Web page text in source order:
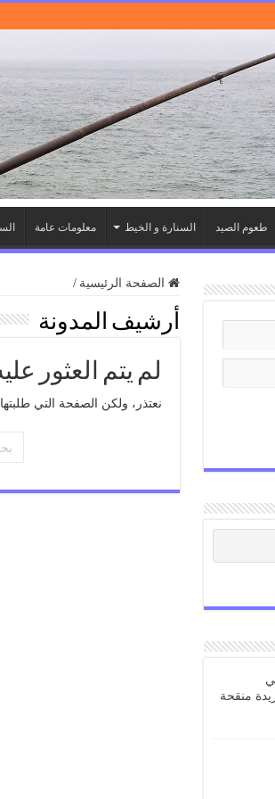
طعوم الصيد السنارة و الخيط معلومات عامة
الصفحة الرئيسية /
أرشيف المدونة
لم يتم العثور
نعتذر، ولكن الصفحة التي
منقحة